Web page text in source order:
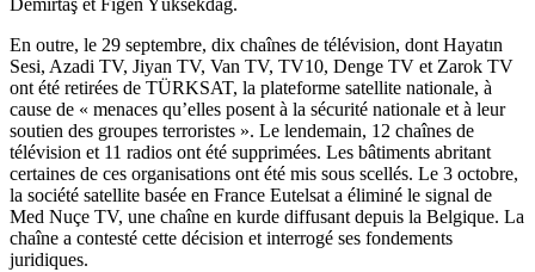
Demirtaş et Figen Yüksekdağ.
En outre, le 29 septembre, dix chaînes de télévision, dont Hayatın
Sesi, Azadi TV, Jiyan TV, Van TV, TV10, Denge TV et Zarok TV
ont été retirées de TÜRKSAT, la plateforme satellite nationale, à
cause de « menaces qu’elles posent à la sécurité nationale et à leur
soutien des groupes terroristes ». Le lendemain, 12 chaînes de
télévision et 11 radios ont été supprimées. Les bâtiments abritant
certaines de ces organisations ont été mis sous scellés. Le 3 octobre,
la société satellite basée en France Eutelsat a éliminé le signal de
Med Nuçe TV, une chaîne en kurde diffusant depuis la Belgique. La
chaîne a contesté cette décision et interrogé ses fondements
juridiques.